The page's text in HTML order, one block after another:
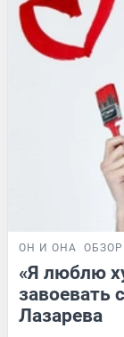
ОН И ОНА ОБЗОР
«Я люблю
завоевать
Лазарева